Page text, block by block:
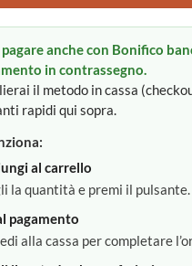
anche con Bonifico
in contrassegno.
il metodo in cassa
rapidi qui sopra.
al carrello
la quantità e premi il pulsante.
pagamento
alla cassa per completare